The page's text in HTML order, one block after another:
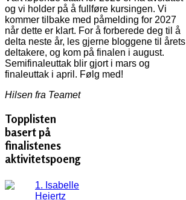
og vi holder på å fullføre kursingen. Vi
kommer tilbake med påmelding for 2027
når dette er klart. For å forberede deg til å
delta neste år, les gjerne bloggene til årets
deltakere, og kom på finalen i august.
Semifinaleuttak blir gjort i mars og
finaleuttak i april. Følg med!
Hilsen fra Teamet
Topplisten
basert på
finalistenes
aktivitetspoeng
1. Isabelle
Heiertz